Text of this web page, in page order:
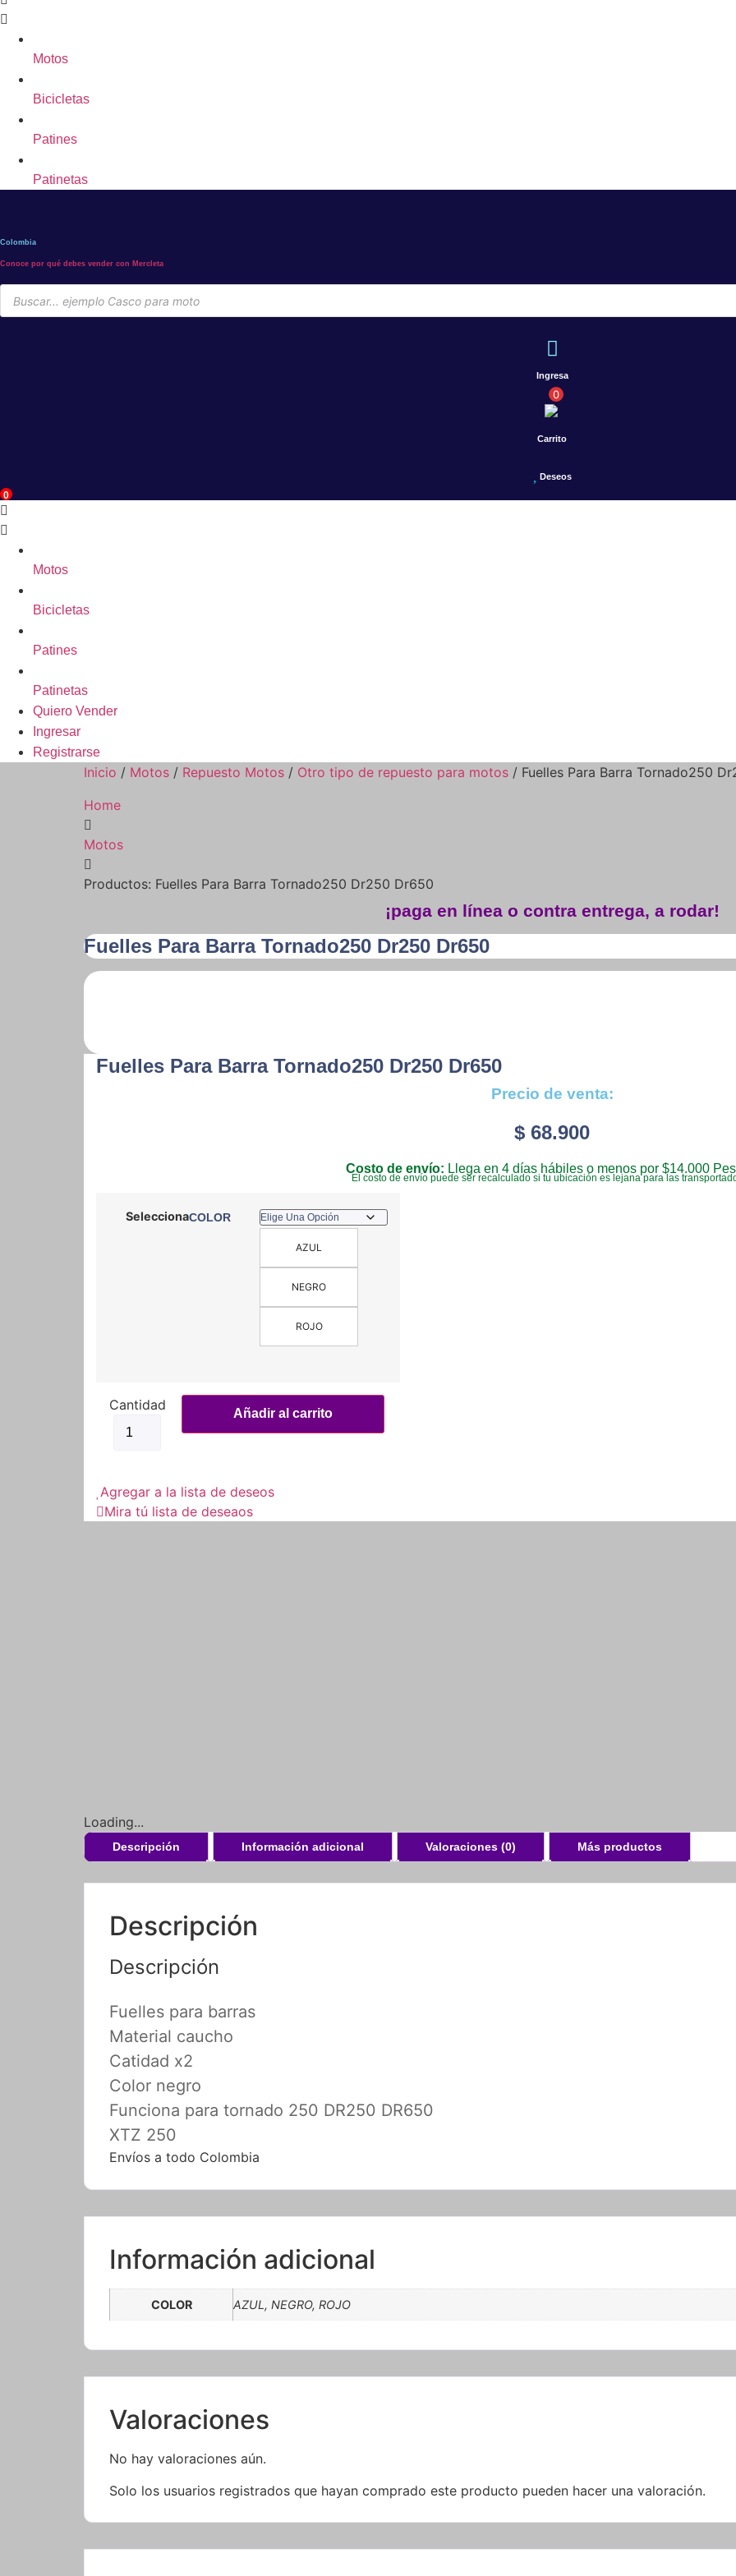
Motos
Bicicletas
Patines
Patinetas
Colombia
Conoce por qué debes vender con Mercleta
Búsqueda
de
productos
Ingresa
0
Carrito
Deseos
0
Motos
Bicicletas
Patines
Patinetas
Quiero Vender
Ingresar
Registrarse
Inicio / Motos / Repuesto Motos / Otro tipo de repuesto para motos / Fuelles Para Barra Tornado250
Home
Motos
Productos: Fuelles Para Barra Tornado250 Dr250 Dr650
¡paga en línea o contra entrega, a rodar!
Fuelles Para Barra Tornado250 Dr250 Dr650
Fuelles Para Barra Tornado250 Dr250 Dr650
Precio de venta:
$ 68.900
Costo de envío: Llega en 4 días hábiles o menos por $14.000
El costo de envío puede ser recalculado si tu ubicación es lejana para las
COLOR
AZUL
NEGRO
ROJO
Fuelles
Para
Añadir al carrito
Agregar a la lista de deseos
Mira tú lista de deseaos
Loading...
Descripción Información adicional Valoraciones (0) Más productos
Descripción
Descripción
Fuelles para barras
Material caucho
Catidad x2
Color negro
Funciona para tornado 250 DR250 DR650
XTZ 250
Envíos a todo Colombia
Información adicional
COLOR AZUL, NEGRO, ROJO
Valoraciones
No hay valoraciones aún.
Solo los usuarios registrados que hayan comprado este producto pueden hacer una valoración.